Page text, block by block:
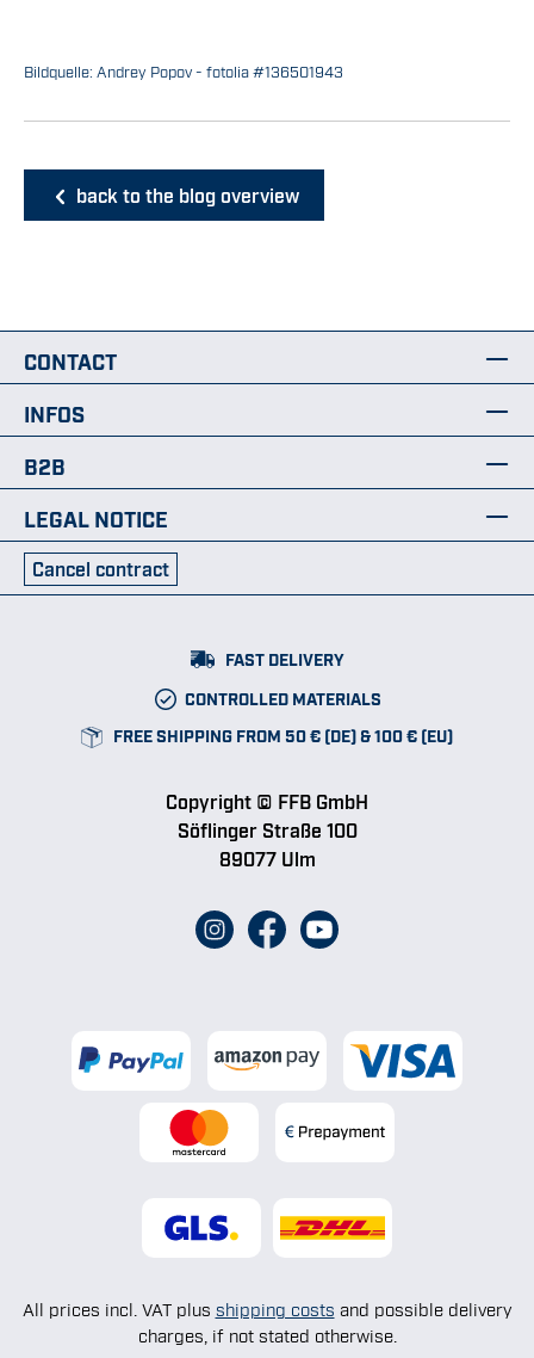
Bildquelle: Andrey Popov - fotolia #136501943
back to the blog overview
CONTACT
INFOS
B2B
LEGAL NOTICE
Cancel contract
FAST DELIVERY
CONTROLLED MATERIALS
FREE SHIPPING FROM 50 € (DE) & 100 € (EU)
Copyright © FFB GmbH
Söflinger Straße 100
89077 Ulm
All prices incl. VAT plus shipping costs and possible delivery
charges, if not stated otherwise.